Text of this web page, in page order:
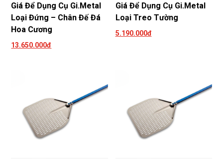
Giá Để Dụng Cụ Gi.Metal
Loại Đứng – Chân Đế Đá
Hoa Cương
13.650.000đ
Giá Để Dụng Cụ Gi.Metal
Loại Treo Tường
5.190.000đ